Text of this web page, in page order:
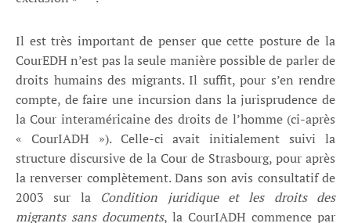
Il est très important de penser que cette posture de la
CourEDH n’est pas la seule manière possible de parler de
droits humains des migrants. Il suffit, pour s’en rendre
compte, de faire une incursion dans la jurisprudence de
la Cour interaméricaine des droits de l’homme (ci-après
« CourIADH »). Celle-ci avait initialement suivi la
structure discursive de la Cour de Strasbourg, pour après
la renverser complètement. Dans son avis consultatif de
2003 sur la Condition juridique et les droits des
migrants sans documents, la CourIADH commence par